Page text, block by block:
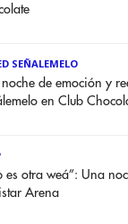
SEÑALEMELO
de emoción y
en Club
es otra weá”: Una
Arena